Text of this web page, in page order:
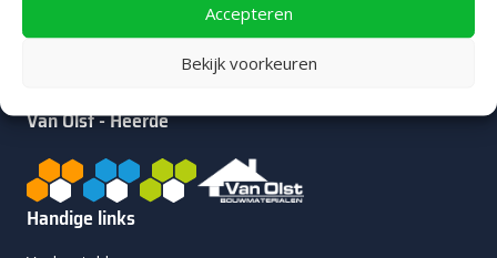
Accepteren
Bekijk voorkeuren
8.9
Van Olst - Heerde
Handige links